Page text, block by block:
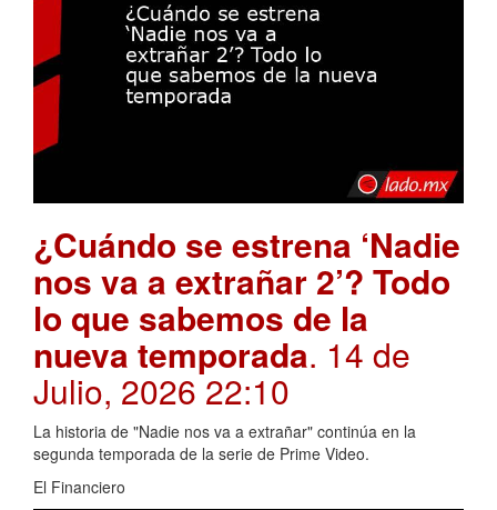
¿Cuándo se estrena ‘Nadie
nos va a extrañar 2’? Todo
lo que sabemos de la
nueva temporada. 14 de
Julio, 2026 22:10
La historia de "Nadie nos va a extrañar" continúa en la
segunda temporada de la serie de Prime Video.
El Financiero